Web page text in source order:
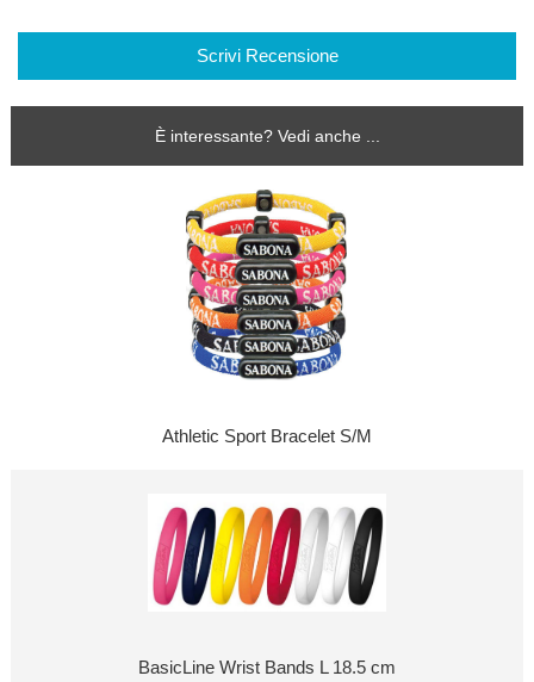
Scrivi Recensione
È interessante? Vedi anche ...
Athletic Sport Bracelet S/M
BasicLine Wrist Bands L 18.5 cm